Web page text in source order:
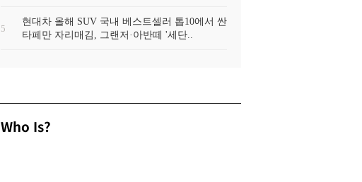
5
현대차 올해 SUV 국내 베스트셀러 톱10에서 싼
타페만 자리매김, 그랜저·아반떼 '세단..
Who Is?